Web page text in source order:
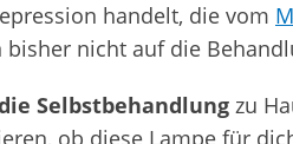
handelt, die vom
bisher nicht auf die
Selbstbehandlung zu
ob diese Lampe für